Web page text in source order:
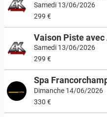
Samedi 13/06/2026
299 €
Vaison Piste avec
Samedi 13/06/2026
299 €
Spa
Dimanche 14/06/2026
330 €